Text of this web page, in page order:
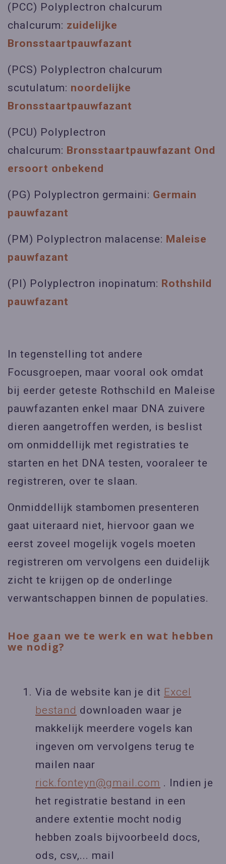
(PCC) Polyplectron chalcurum
chalcurum: zuidelijke
Bronsstaartpauwfazant
(PCS) Polyplectron chalcurum
scutulatum: noordelijke
Bronsstaartpauwfazant
(PCU) Polyplectron
chalcurum: Bronsstaartpauwfazant Ond
ersoort onbekend
(PG) Polyplectron germaini: Germain
pauwfazant
(PM) Polyplectron malacense: Maleise
pauwfazant
(PI) Polyplectron inopinatum: Rothshild
pauwfazant
In tegenstelling tot andere
Focusgroepen, maar vooral ook omdat
bij eerder geteste Rothschild en Maleise
pauwfazanten enkel maar DNA zuivere
dieren aangetroffen werden, is beslist
om onmiddellijk met registraties te
starten en het DNA testen, vooraleer te
registreren, over te slaan.
Onmiddellijk stambomen presenteren
gaat uiteraard niet, hiervoor gaan we
eerst zoveel mogelijk vogels moeten
registreren om vervolgens een duidelijk
zicht te krijgen op de onderlinge
verwantschappen binnen de populaties.
Hoe gaan we te werk en wat hebben
we nodig?
Via de website kan je dit Excel
bestand downloaden waar je
makkelijk meerdere vogels kan
ingeven om vervolgens terug te
mailen naar
rick.fonteyn@gmail.com . Indien je
het registratie bestand in een
andere extentie mocht nodig
hebben zoals bijvoorbeeld docs,
ods, csv,... mail